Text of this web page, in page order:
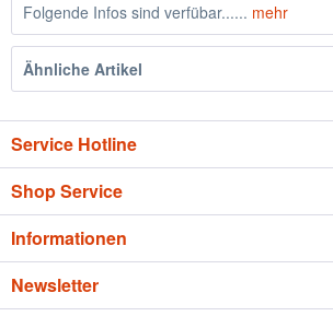
Folgende Infos sind verfübar...... mehr
Ähnliche Artikel
Service Hotline
Shop Service
Informationen
Newsletter